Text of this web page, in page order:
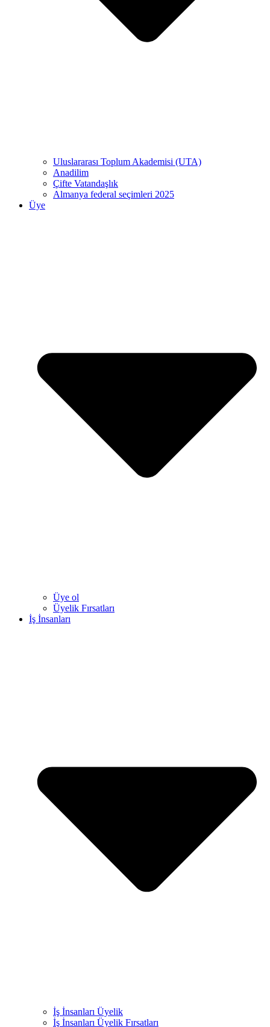
Uluslararası Toplum Akademisi (UTA)
Anadilim
Çifte Vatandaşlık
Almanya federal seçimleri 2025
Üye
Üye ol
Üyelik Fırsatları
İş İnsanları
İş İnsanları Üyelik
İş İnsanları Üyelik Fırsatları